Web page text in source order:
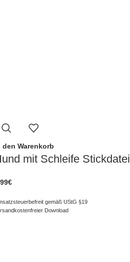
den Warenkorb
mit Schleife Stickdatei
€
gemäß UStG §19
Download